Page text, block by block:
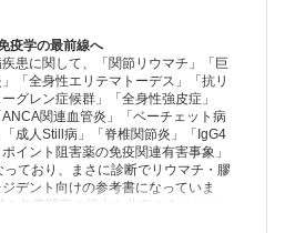
安動脈炎
ピックス
る類似点と相違点
ビデンス
治療法
疫学の最前線へ
患に関して、「関節リウマチ」「巨
「全身性エリテマトーデス」「抗リ
グレン症候群」「全身性強皮症」
ANCA関連血管炎」「ベーチェット病
「成人Still病」「脊椎関節炎」「IgG4
イント阻害薬の免疫関連有害事象」
ており、まさに診断でリウマチ・膠
デント向けの参考書になっていま
の各専門家の視点を共有することに
の疑問が解決し、その裏付けとなる